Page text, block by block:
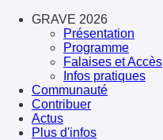
GRAVE 2026
Présentation
Programme
Falaises et Accès
Infos pratiques
Communauté
Contribuer
Actus
Plus d'infos